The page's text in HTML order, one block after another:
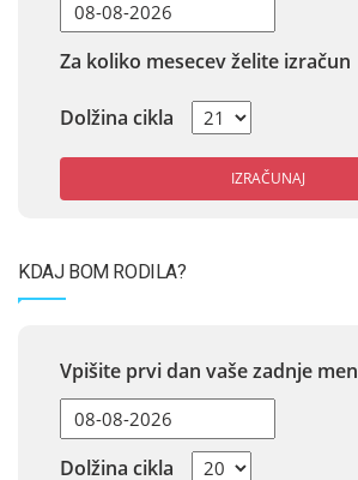
Za koliko mesecev želite izračun
Dolžina cikla
IZRAČUNAJ
KDAJ BOM RODILA?
Vpišite prvi dan vaše zadnje
Dolžina cikla